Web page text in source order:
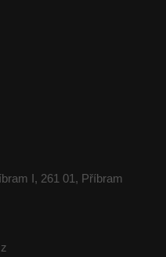
I, 261 01, Příbram